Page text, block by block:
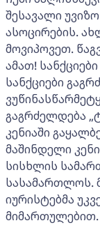
შესავალი
ასოცირების.
მოვიპოვეთ.
ამათ!
სანქციები
გაგრძელდება
კენიაში
მაშინდელი
სისხლის
სასამართლოს.
იურისტებმა
მიმართულებით.